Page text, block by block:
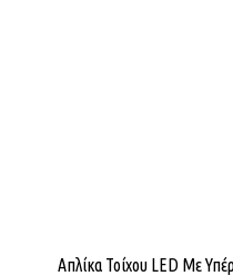
Απλίκα Τοίχου LED Με